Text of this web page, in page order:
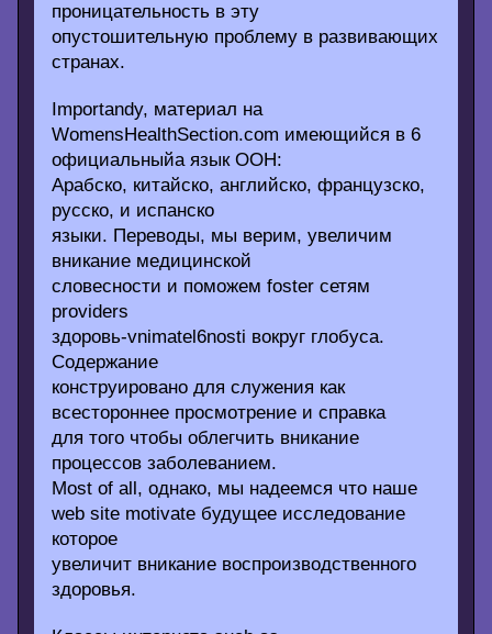
проницательность в эту
опустошительную проблему в развивающих
странах.
Importandy, материал на
WomensHealthSection.com имеющийся в 6
официальныйа язык ООН:
Арабско, китайско, английско, французско,
русско, и испанско
языки. Переводы, мы верим, увеличим
вникание медицинской
словесности и поможем foster сетям
providers
здоровь-vnimatel6nosti вокруг глобуса.
Содержание
конструировано для служения как
всестороннее просмотрение и справка
для того чтобы облегчить вникание
процессов заболеванием.
Most of all, однако, мы надеемся что наше
web site motivate будущее исследование
которое
увеличит вникание воспроизводственного
здоровья.